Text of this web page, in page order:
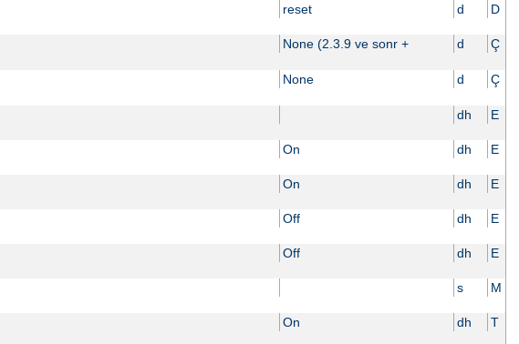
reset d D
None (2.3.9 ve sonr + d Ç
None d Ç
dh E
On dh E
On dh E
Off dh E
Off dh E
s M
On dh T